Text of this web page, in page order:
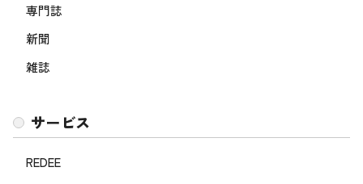
専門誌
新聞
雑誌
サービス
REDEE